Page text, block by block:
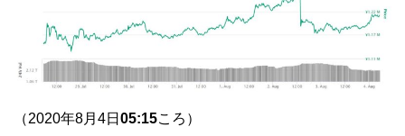
（2020年8月4日 05:15ころ）